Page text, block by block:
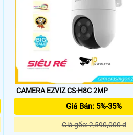
CAMERA EZVIZ CS-H8C 2MP
Giá Bán: 5%-35%
Giá gốc: 2,590,000 ₫